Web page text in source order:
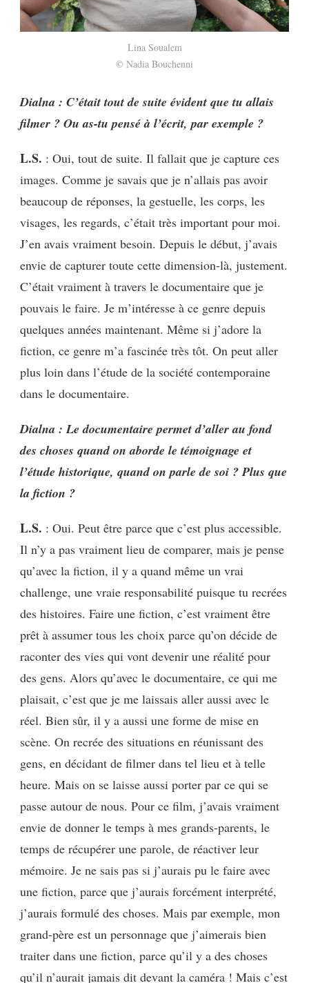
Lina Soualem
© Nadia Bouchenni
Dialna : C’était tout de suite évident que tu allais
filmer ? Ou as-tu pensé à l’écrit, par exemple ?
L.S. : Oui, tout de suite. Il fallait que je capture ces
images. Comme je savais que je n’allais pas avoir
beaucoup de réponses, la gestuelle, les corps, les
visages, les regards, c’était très important pour moi.
J’en avais vraiment besoin. Depuis le début, j’avais
envie de capturer toute cette dimension-là, justement.
C’était vraiment à travers le documentaire que je
pouvais le faire. Je m’intéresse à ce genre depuis
quelques années maintenant. Même si j’adore la
fiction, ce genre m’a fascinée très tôt. On peut aller
plus loin dans l’étude de la société contemporaine
dans le documentaire.
Dialna : Le documentaire permet d’aller au fond
des choses quand on aborde le témoignage et
l’étude historique, quand on parle de soi ? Plus que
la fiction ?
L.S. : Oui. Peut être parce que c’est plus accessible.
Il n’y a pas vraiment lieu de comparer, mais je pense
qu’avec la fiction, il y a quand même un vrai
challenge, une vraie responsabilité puisque tu recrées
des histoires. Faire une fiction, c’est vraiment être
prêt à assumer tous les choix parce qu’on décide de
raconter des vies qui vont devenir une réalité pour
des gens. Alors qu’avec le documentaire, ce qui me
plaisait, c’est que je me laissais aller aussi avec le
réel. Bien sûr, il y a aussi une forme de mise en
scène. On recrée des situations en réunissant des
gens, en décidant de filmer dans tel lieu et à telle
heure. Mais on se laisse aussi porter par ce qui se
passe autour de nous. Pour ce film, j’avais vraiment
envie de donner le temps à mes grands-parents, le
temps de récupérer une parole, de réactiver leur
mémoire. Je ne sais pas si j’aurais pu le faire avec
une fiction, parce que j’aurais forcément interprété,
j’aurais formulé des choses. Mais par exemple, mon
grand-père est un personnage que j’aimerais bien
traiter dans une fiction, parce qu’il y a des choses
qu’il n’aurait jamais dit devant la caméra ! Mais c’est